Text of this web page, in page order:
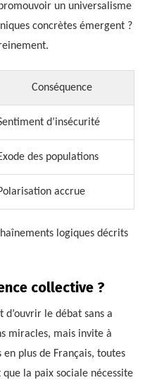
un universalisme
concrètes émergent ?
Conséquence
d’insécurité
des populations
accrue
logiques décrits
collective ?
le débat sans a
miracles, mais invite à
plus de Français, toutes
la paix sociale nécessite